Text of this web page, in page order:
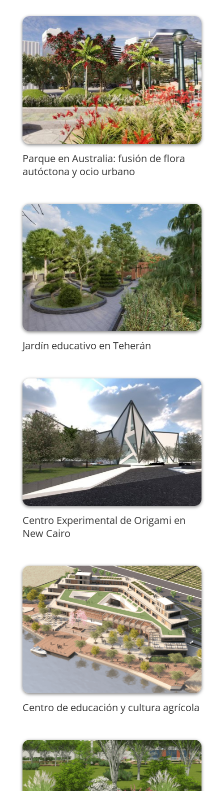
Parque en Australia: fusión de flora
autóctona y ocio urbano
Jardín educativo en Teherán
Centro Experimental de Origami en
New Cairo
Centro de educación y cultura agrícola